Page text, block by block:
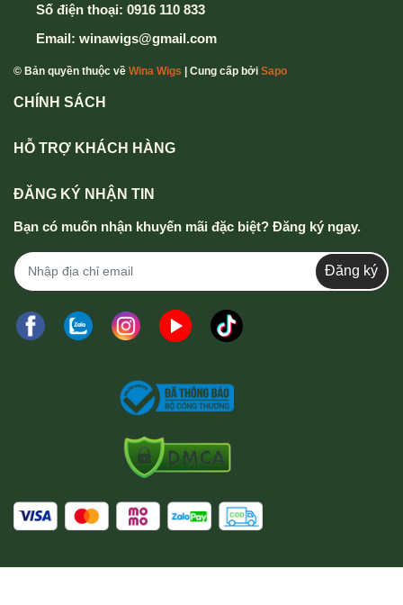
Số điện thoại: 0916 110 833
Email: winawigs@gmail.com
© Bản quyền thuộc về Wina Wigs | Cung cấp bởi Sapo
CHÍNH SÁCH
HỖ TRỢ KHÁCH HÀNG
ĐĂNG KÝ NHẬN TIN
Bạn có muốn nhận khuyến mãi đặc biệt? Đăng ký ngay.
Đăng ký